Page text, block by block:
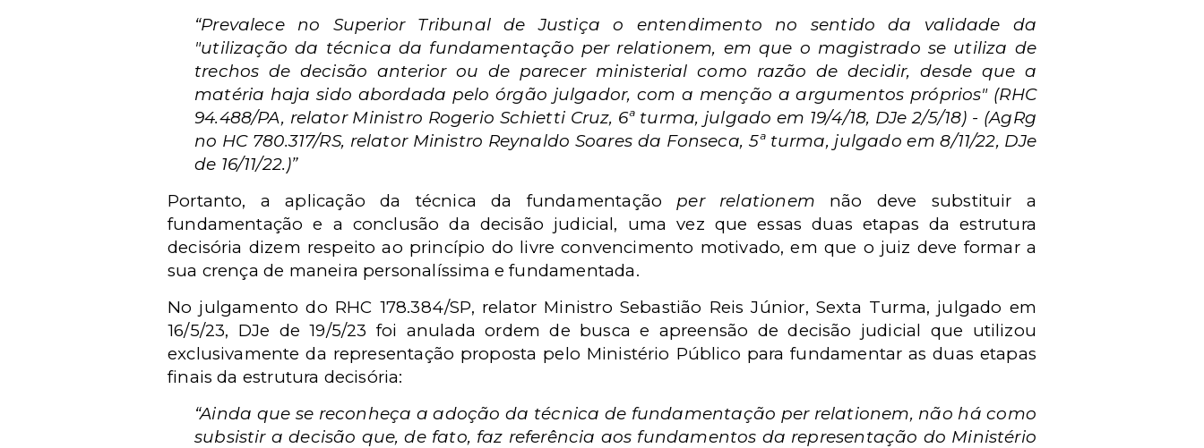
“Prevalece no Superior Tribunal de Justiça o entendimento no sentido da validade da
"utilização da técnica da fundamentação per relationem, em que o magistrado se utiliza de
trechos de decisão anterior ou de parecer ministerial como razão de decidir, desde que a
matéria haja sido abordada pelo órgão julgador, com a menção a argumentos próprios" (RHC
94.488/PA, relator Ministro Rogerio Schietti Cruz, 6ª turma, julgado em 19/4/18, DJe 2/5/18) - (AgRg
no HC 780.317/RS, relator Ministro Reynaldo Soares da Fonseca, 5ª turma, julgado em 8/11/22, DJe
de 16/11/22.)”
Portanto, a aplicação da técnica da fundamentação per relationem não deve substituir a
fundamentação e a conclusão da decisão judicial, uma vez que essas duas etapas da estrutura
decisória dizem respeito ao princípio do livre convencimento motivado, em que o juiz deve formar a
sua crença de maneira personalíssima e fundamentada.
No julgamento do RHC 178.384/SP, relator Ministro Sebastião Reis Júnior, Sexta Turma, julgado em
16/5/23, DJe de 19/5/23 foi anulada ordem de busca e apreensão de decisão judicial que utilizou
exclusivamente da representação proposta pelo Ministério Público para fundamentar as duas etapas
finais da estrutura decisória:
“Ainda que se reconheça a adoção da técnica de fundamentação per relationem, não há como
subsistir a decisão que, de fato, faz referência aos fundamentos da representação do Ministério